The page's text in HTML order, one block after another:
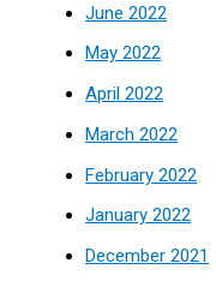
June 2022
May 2022
April 2022
March 2022
February 2022
January 2022
December 2021